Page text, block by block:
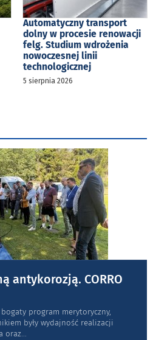
Automatyczny transport
dolny w procesie renowacji
felg. Studium wdrożenia
nowoczesnej linii
technologicznej
5 sierpnia 2026
antykorozją. CORRO
program merytoryczny,
były wydajność realizacji
oraz...